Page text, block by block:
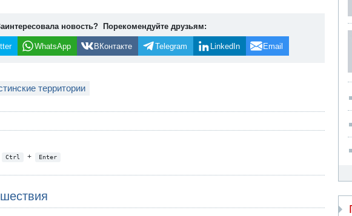
новость? Порекомендуйте друзьям:
WhatsApp ВКонтакте Telegram LinkedIn Email
территории
Ctrl + Enter